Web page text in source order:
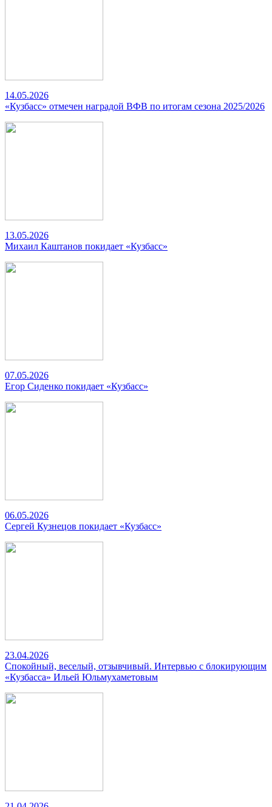
14.05.2026
«Кузбасс» отмечен наградой ВФВ по итогам сезона 2025/2026
13.05.2026
Михаил Каштанов покидает «Кузбасс»
07.05.2026
Егор Сиденко покидает «Кузбасс»
06.05.2026
Сергей Кузнецов покидает «Кузбасс»
23.04.2026
Спокойный, веселый, отзывчивый. Интервью с блокирующим
«Кузбасса» Ильей Юльмухаметовым